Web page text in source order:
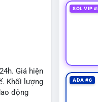
Giá hiện
Khối lượng
động
SOL VIP
ADA #6